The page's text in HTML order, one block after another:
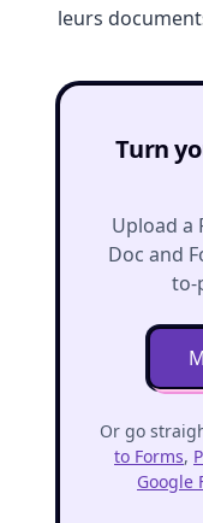
leurs
Turn
Upload a
Doc and
to-
Or go
to Forms,
Google